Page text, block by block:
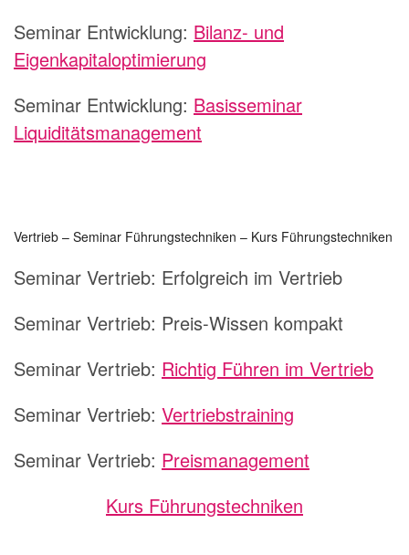
Seminar Entwicklung: Bilanz- und
Eigenkapitaloptimierung
Seminar Entwicklung: Basisseminar
Liquiditätsmanagement
Vertrieb – Seminar Führungstechniken – Kurs Führungstechniken
Seminar Vertrieb: Erfolgreich im Vertrieb
Seminar Vertrieb: Preis-Wissen kompakt
Seminar Vertrieb: Richtig Führen im Vertrieb
Seminar Vertrieb: Vertriebstraining
Seminar Vertrieb: Preismanagement
Kurs Führungstechniken